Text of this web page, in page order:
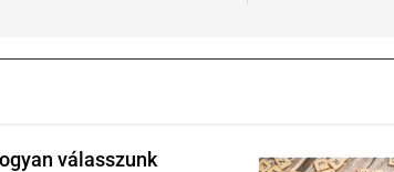
válasszunk